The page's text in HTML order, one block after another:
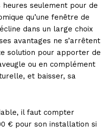
heures seulement pour de
qu’une fenêtre de
dans un large choix
avantages ne s’arrêtent
solution pour apporter de
ou en complément
et baisser, sa
il faut compter
€ pour son installation si